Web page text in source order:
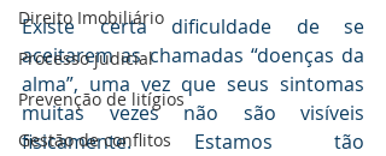
Direito Imobiliário
Processo judicial
Prevenção de litígios
Gestāo de conflitos
Existe certa dificuldade de se
aceitarem as chamadas “doenças da
alma”, uma vez que seus sintomas
muitas vezes não são visíveis
fisicamente. Estamos tão